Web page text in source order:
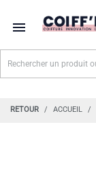

RETOUR ACCUEIL